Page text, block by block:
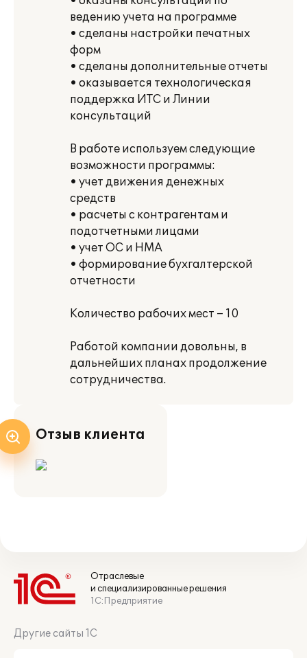
ведению учета на программе
• сделаны настройки печатных
форм
• сделаны дополнительные отчеты
• оказывается технологическая
поддержка ИТС и Линии
консультаций
В работе используем следующие
возможности программы:
• учет движения денежных
средств
• расчеты с контрагентам и
подотчетными лицами
• учет ОС и НМА
• формирование бухгалтерской
отчетности
Количество рабочих мест – 10
Работой компании довольны, в
дальнейших планах продолжение
сотрудничества.
Отзыв клиента
Отраслевые
и специализированные решения
1С:Предприятие
Другие сайты 1С